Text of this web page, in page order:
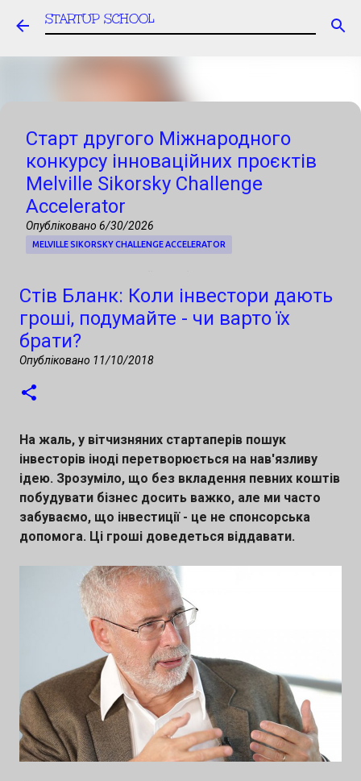
Перейти до основного вмісту
STARTUP SCHOOL
Старт другого Міжнародного
конкурсу інноваційних проєктів
Melville Sikorsky Challenge
Accelerator
Опубліковано 6/30/2026
MELVILLE SIKORSKY CHALLENGE ACCELERATOR
команди, університети та технологічні
компанії до участі в Міжнародному
конкурсі інноваційних проєктів, фінал
Lviv 2026. 📍 Львів | 🗓 29–30 вересня 2026 🌍
Формат: офлайн + онлайн Що важливо
знати учасникам: 💡 Конкурс створений не
лише для змагання за призи, а передусім —
для отримання інвестицій і зростання
інноваційного бізнесу. Конкурс та захід
отримують: 🤝 можливість презентувати
проєкт інвесторам з UK та Європи 📈 шанс
залучити інвестиції після фіналу конкурсу
🏆 грошову нагороду $5 000 для переможця
за кожним напрямом 🚀 участь в
акселераційних програмах та менторську
підтримку Напрями конкурсу: 🔹 Штучний
інтелект 🔹 Кібербезпека 🔹 Водні ресурси 📅
0
Стів Бланк: Коли інвестори дають
гроші, подумайте - чи варто їх
брати?
Опубліковано 11/10/2018
На жаль, у вітчизняних стартаперів пошук
інвесторів іноді перетворюється на нав'язливу
ідею. Зрозуміло, що без вкладення певних коштів
побудувати бізнес досить важко, але ми часто
забуваємо, що інвестиції - це не спонсорська
допомога. Ці гроші доведеться віддавати.